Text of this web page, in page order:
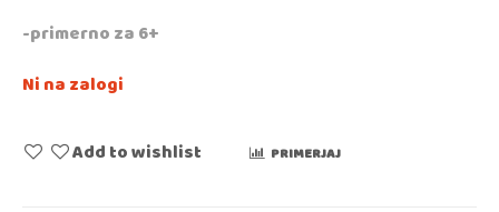
-primerno za 6+
Ni na zalogi
Add to wishlist PRIMERJAJ